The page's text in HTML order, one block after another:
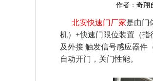
作者： 奇翔
北安快速门厂家是由门
机）+快速门限位装置（指
及外接 触发信号感应器件
自动开门，关门性能。